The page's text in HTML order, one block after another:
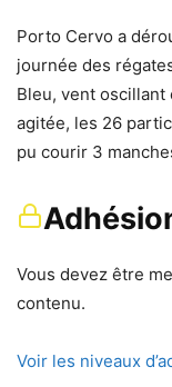
Porto Cervo a
journée des
Bleu, vent
agitée, les 26
pu courir 3
Vous devez être
contenu.
Voir les niveaux